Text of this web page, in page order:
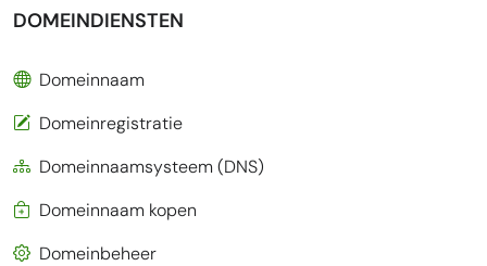
DOMEINDIENSTEN
Domeinnaam
Domeinregistratie
Domeinnaamsysteem (DNS)
Domeinnaam kopen
Domeinbeheer